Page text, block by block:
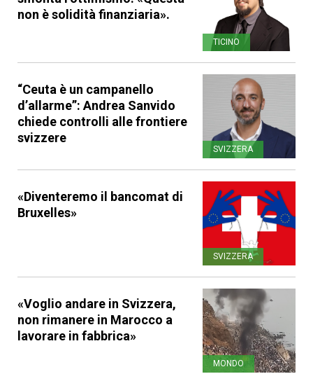
non è solidità finanziaria».
TICINO
“Ceuta è un campanello
d’allarme”: Andrea Sanvido
chiede controlli alle frontiere
svizzere
SVIZZERA
«Diventeremo il bancomat di
Bruxelles»
SVIZZERA
«Voglio andare in Svizzera,
non rimanere in Marocco a
lavorare in fabbrica»
MONDO